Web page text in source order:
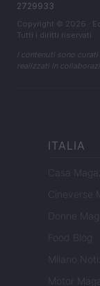
2729933
Copyright © 2026 ·
Tutti i diritti riservati
I contenuti sono
realizzati in
ITALIA
Casa
Cineverse
Donne
Food Blog
Milano
Motor